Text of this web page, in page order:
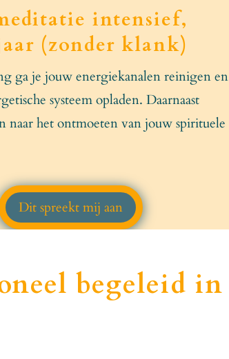
intensief,
(zonder klank)
ga je jouw energiekanalen reinigen en
systeem opladen. Daarnaast
naar het ontmoeten van jouw spirituele
Dit spreekt mij aan
begeleid in